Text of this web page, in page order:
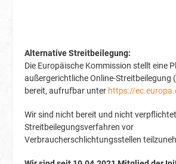
Alternative Streitbeilegung:
Die Europäische Kommission stellt eine
außergerichtliche Online-Streitbeilegung
bereit, aufrufbar unter https://
Wir sind nicht bereit und nicht
Streitbeilegungsverfahren vor
Verbraucherschlichtungsstellen